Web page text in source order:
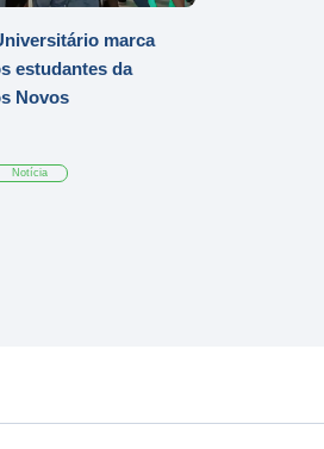
marca
estudantes da
Novos
Notícia